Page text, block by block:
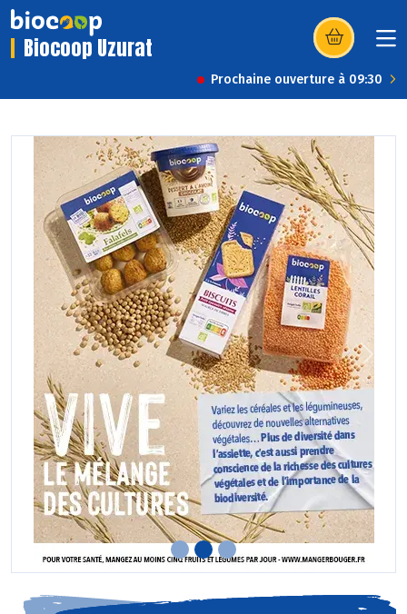
Biocoop Uzurat (s’ouvre dans
Prochaine ouverture à 09:30
Previous Next